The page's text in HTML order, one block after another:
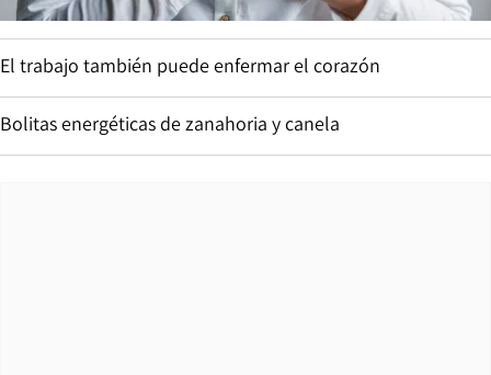
El trabajo también puede enfermar el corazón
Bolitas energéticas de zanahoria y canela